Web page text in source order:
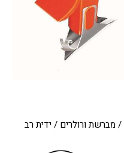
/מברשת ורולרים / ידית רב